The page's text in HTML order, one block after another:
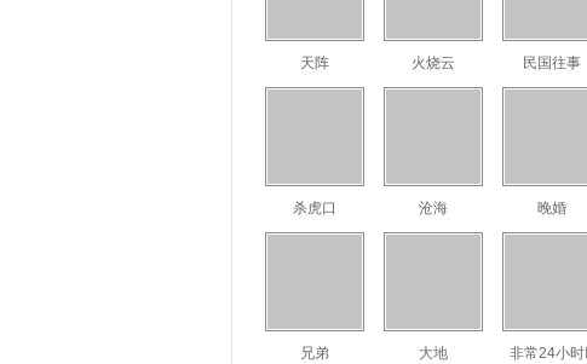
天阵 火烧云 民国往事
杀虎口 沧海 晚婚
兄弟 大地 非常24小时Ⅲ